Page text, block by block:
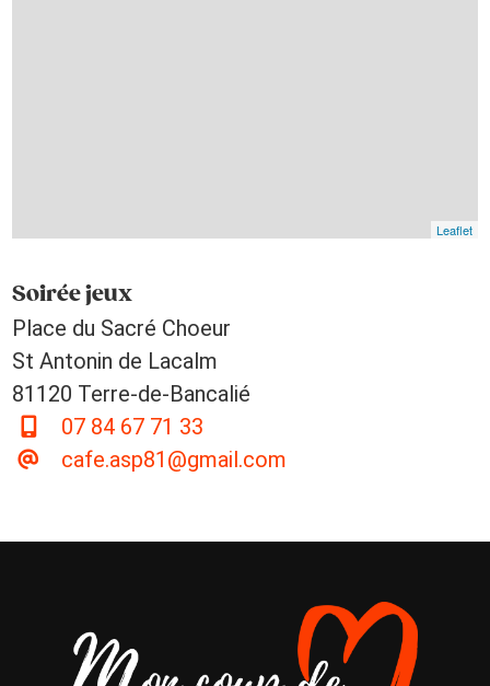
Leaflet
Soirée jeux
Place du Sacré Choeur
St Antonin de Lacalm
81120 Terre-de-Bancalié
07 84 67 71 33
cafe.asp81@gmail.com